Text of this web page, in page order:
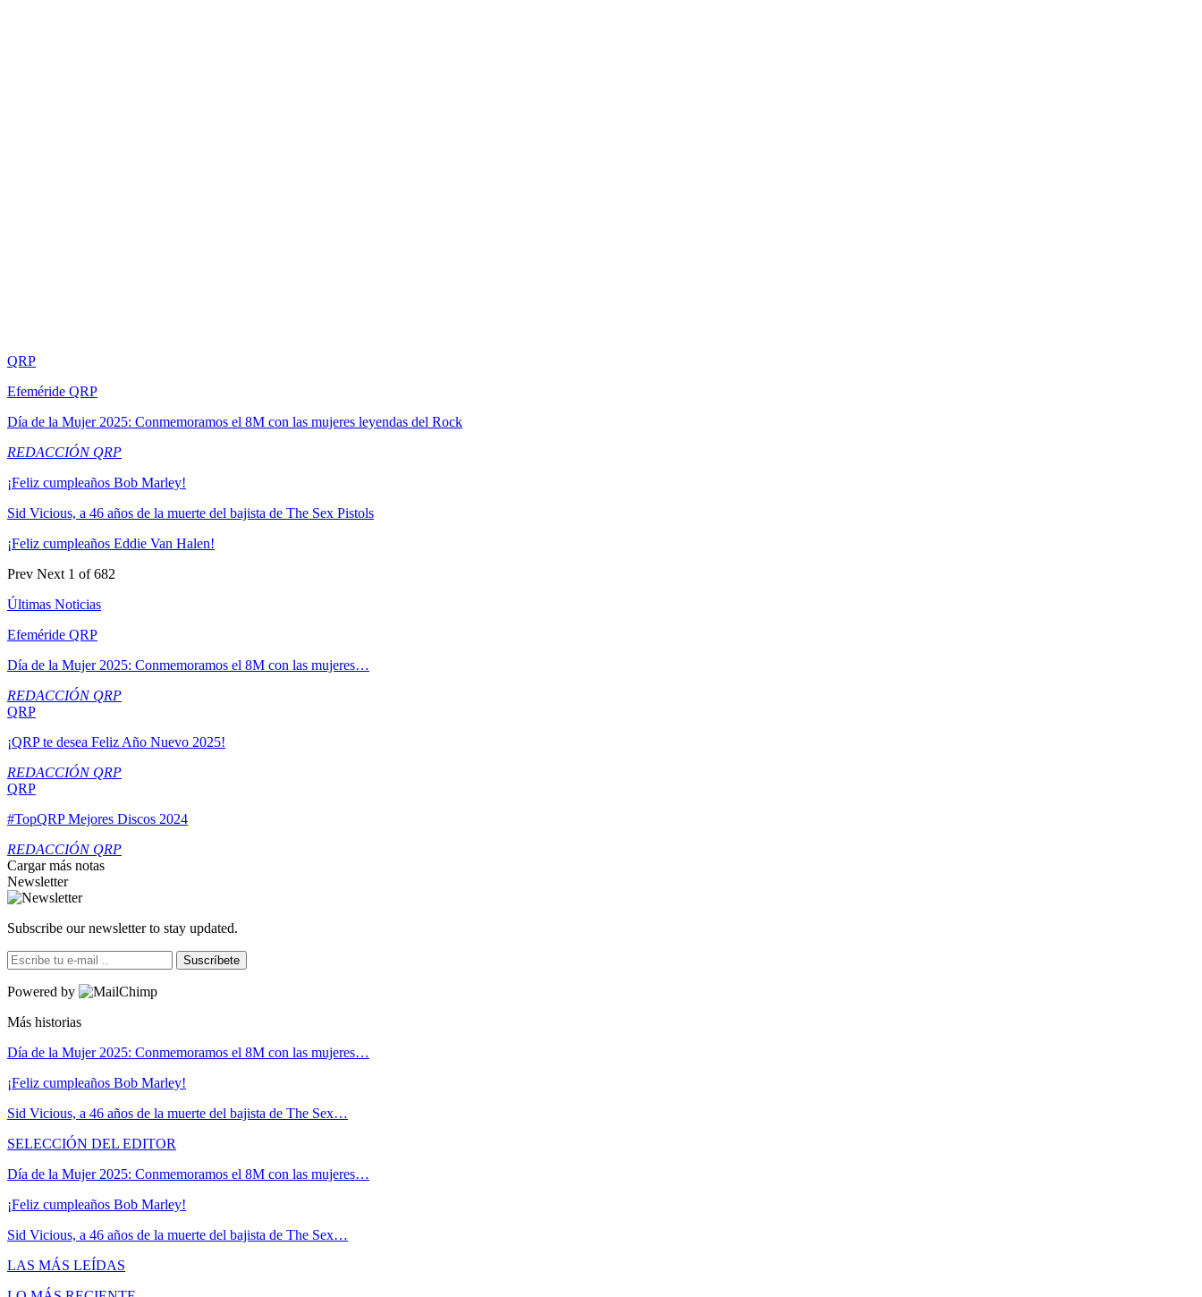
QRP
Efeméride QRP
Día de la Mujer 2025: Conmemoramos el 8M con las mujeres leyendas del Rock
REDACCIÓN QRP
¡Feliz cumpleaños Bob Marley!
Sid Vicious, a 46 años de la muerte del bajista de The Sex Pistols
¡Feliz cumpleaños Eddie Van Halen!
Prev Next 1 of 682
Últimas Noticias
Efeméride QRP
Día de la Mujer 2025: Conmemoramos el 8M con las mujeres…
REDACCIÓN QRP
QRP
¡QRP te desea Feliz Año Nuevo 2025!
REDACCIÓN QRP
QRP
#TopQRP Mejores Discos 2024
REDACCIÓN QRP
Cargar más notas
Newsletter
Subscribe our newsletter to stay updated.
Suscríbete
Powered by
Más historias
Día de la Mujer 2025: Conmemoramos el 8M con las mujeres…
¡Feliz cumpleaños Bob Marley!
Sid Vicious, a 46 años de la muerte del bajista de The Sex…
SELECCIÓN DEL EDITOR
Día de la Mujer 2025: Conmemoramos el 8M con las mujeres…
¡Feliz cumpleaños Bob Marley!
Sid Vicious, a 46 años de la muerte del bajista de The Sex…
LAS MÁS LEÍDAS